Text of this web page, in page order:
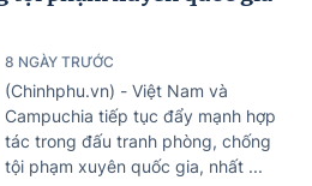
8 NGÀY TRƯỚC
(Chinhphu.vn) - Việt Nam và
Campuchia tiếp tục đẩy mạnh hợp
tác trong đấu tranh phòng, chống
tội phạm xuyên quốc gia, nhất ...